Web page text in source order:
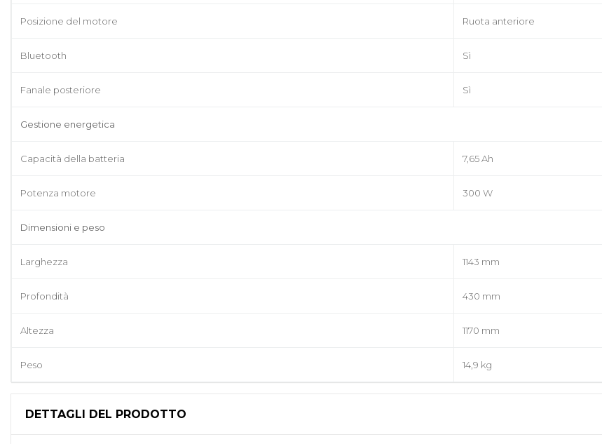
Posizione del motore Ruota anteriore
Bluetooth Sì
Fanale posteriore Sì
Gestione energetica
Capacità della batteria 7,65 Ah
Potenza motore 300 W
Dimensioni e peso
Larghezza 1143 mm
Profondità 430 mm
Altezza 1170 mm
Peso 14,9 kg
DETTAGLI DEL PRODOTTO